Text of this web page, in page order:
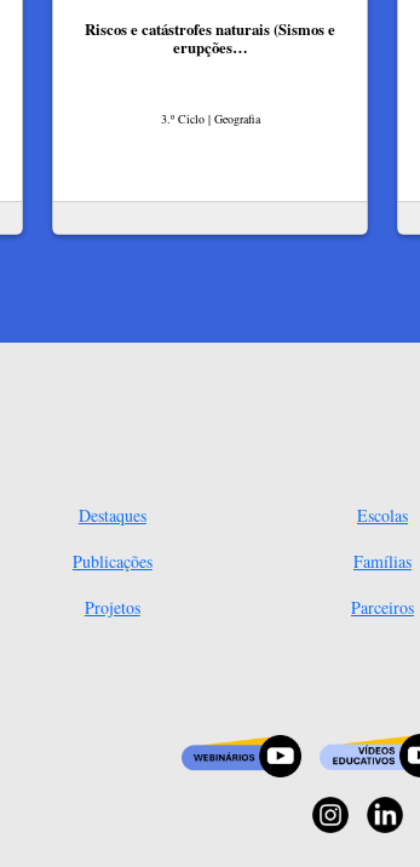
Riscos e catástrofes naturais (Sismos e
erupções…
3.º Ciclo | Geografia
Destaques
Publicações
Projetos
Escolas
Famílias
Parceiros